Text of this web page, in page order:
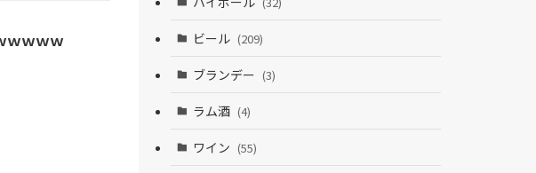
ｗｗｗｗ ビール (209)
ブランデー (3)
ラム酒 (4)
ワイン (55)